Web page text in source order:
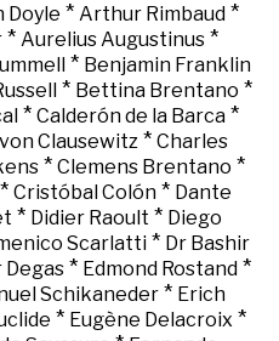
Doyle * Arthur Rimbaud *
* Aurelius Augustinus*
* Benjamin Franklin
* Bettina Brentano *
* Calderón de la Barca*
Clausewitz * Charles
* Clemens Brentano *
* Cristóbal Colón * Dante
* Didier Raoult * Diego
Scarlatti* Dr Bashir
Degas * Edmond Rostand *
Schikaneder * Erich
* Eugène Delacroix *